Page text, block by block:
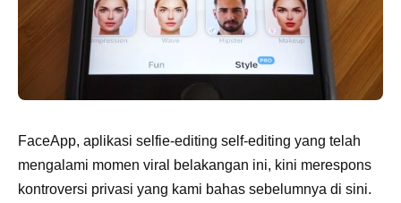
FaceApp, aplikasi selfie-editing self-editing yang telah
mengalami momen viral belakangan ini, kini merespons
kontroversi privasi yang kami bahas sebelumnya di sini.